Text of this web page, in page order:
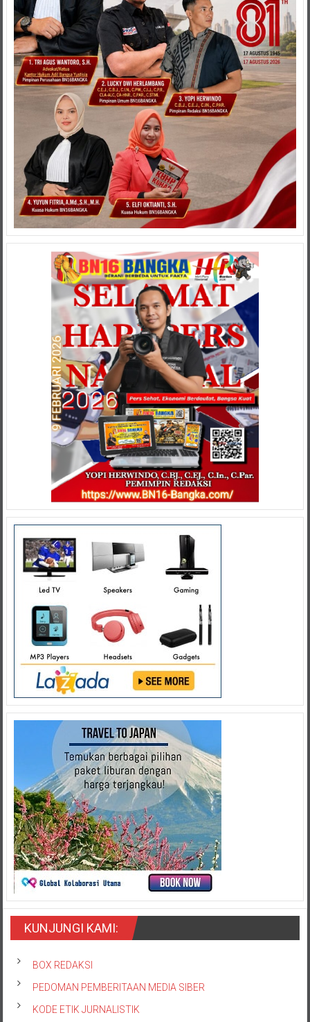
KUNJUNGI KAMI:
BOX REDAKSI
PEDOMAN PEMBERITAAN MEDIA SIBER
KODE ETIK JURNALISTIK